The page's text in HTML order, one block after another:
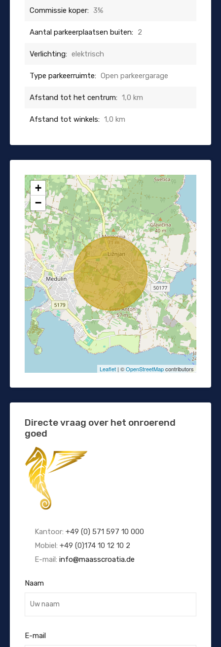
Commissie koper: 3%
Aantal parkeerplaatsen buiten: 2
Verlichting: elektrisch
Type parkeerruimte: Open parkeergarage
Afstand tot het centrum: 1,0 km
Afstand tot winkels: 1,0 km
+
−
Leaflet | ©OpenStreetMapcontributors
Directe vraag over het onroerend
goed
Kantoor: +49 (0) 571 597 10 000
Mobiel: +49 (0)174 10 12 10 2
E-mail: info@maasscroatia.de
Naam
E-mail